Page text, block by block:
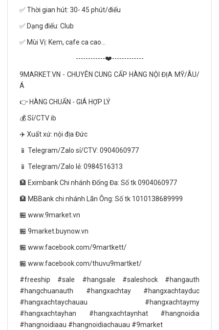
✅ Thời gian hút: 30- 45 phút/điếu
✅ Dạng điếu: Club
✅ Mùi Vị: Kem, cafe ca cao…
------------❤️-------------
9MARKET.VN - CHUYÊN CUNG CẤP HÀNG NỘI ĐỊA MỸ/ÂU/
Á
👉 HÀNG CHUẨN - GIÁ HỢP LÝ
💰 Sỉ/CTV ib
✈️ Xuất xứ: nội địa Đức
📱 Telegram/Zalo sỉ/CTV: 0904060977
📱 Telegram/Zalo lẻ: 0984516313
🏦 Eximbank Chi nhánh Đống Đa: Số tk 0904060977
🏦 MBBank chi nhánh Lãn Ông: Số tk 1010138689999
🏪 www.9market.vn
🏪 9market.buynow.vn
🏪 www.facebook.com/9martkett/
🏪 www.facebook.com/thuvu9martket/
#freeship #sale #hangsale #saleshock #hangauth
#hangchuanauth #hangxachtay #hangxachtayduc
#hangxachtaychauau #hangxachtaymy
#hangxachtayhan #hangxachtaynhat #hangnoidia
#hangnoidiaau #hangnoidiachauau #9market